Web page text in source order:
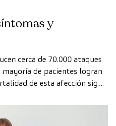
y
cerca de 70.000 ataques
de pacientes logran
de esta afección sigue